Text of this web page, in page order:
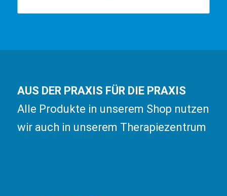
AUS DER PRAXIS FÜR DIE PRAXIS
Alle Produkte in unserem Shop nutzen
wir auch in unserem Therapiezentrum